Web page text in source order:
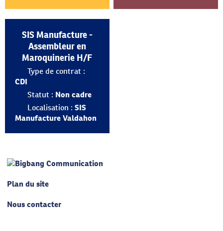
SIS Manufacture -
Assembleur en
Maroquinerie H/F
Type de contrat :
CDI
Statut : Non cadre
Localisation : SIS
Manufacture Valdahon
Plan du site
Nous contacter